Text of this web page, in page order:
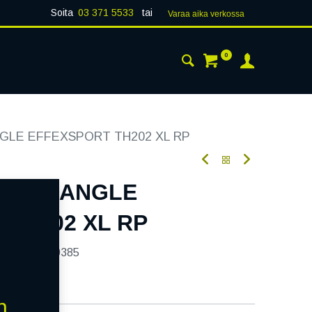
Soita 03 371 5533 tai Varaa aika verk​​​​ossa
0
EFFEXSPORT TH202 XL RP
TRIANGLE
TH202 XL RP
240385